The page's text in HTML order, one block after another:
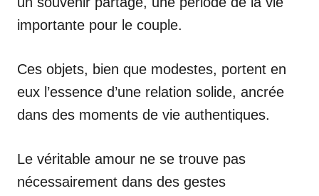
importante pour le couple.
Ces objets, bien que modestes, portent en
eux l’essence d’une relation solide, ancrée
dans des moments de vie authentiques.
Le véritable amour ne se trouve pas
nécessairement dans des gestes